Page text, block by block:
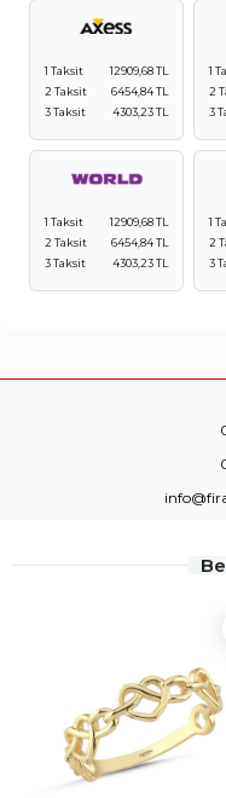
1 Taksit
12909,68 TL
2 Taksit
6454,84 TL
3 Taksit
4303,23 TL
1
2
3
1 Taksit
12909,68 TL
2 Taksit
6454,84 TL
3 Taksit
4303,23 TL
1
2
3